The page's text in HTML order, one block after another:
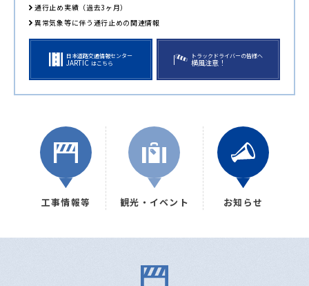
通行止め実績（過去3ヶ月）
異常気象等に伴う通行止めの関連情報
日本道路交通情報センター
JARTIC はこちら
トラックドライバーの皆様へ
横風注意！
工事情報等 観光・イベント お知らせ